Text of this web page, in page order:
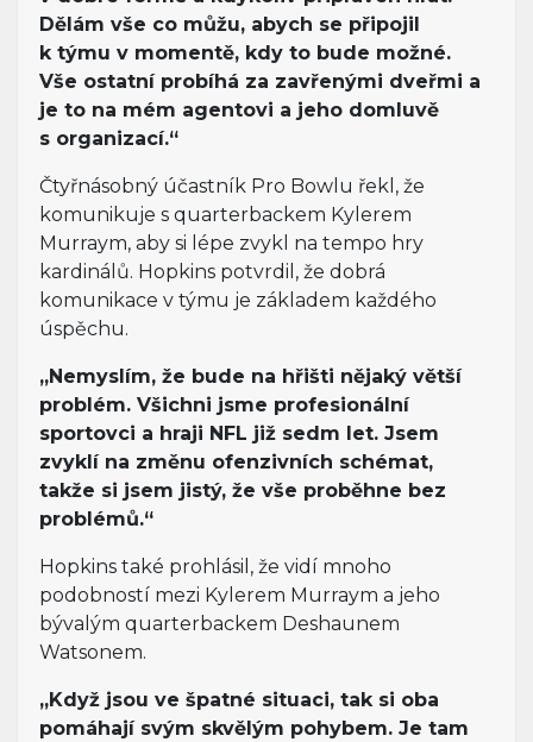
Dělám vše co můžu, abych se připojil
k týmu v momentě, kdy to bude možné.
Vše ostatní probíhá za zavřenými dveřmi a
je to na mém agentovi a jeho domluvě
s organizací.“
Čtyřnásobný účastník Pro Bowlu řekl, že
komunikuje s quarterbackem Kylerem
Murraym, aby si lépe zvykl na tempo hry
kardinálů. Hopkins potvrdil, že dobrá
komunikace v týmu je základem každého
úspěchu.
„Nemyslím, že bude na hřišti nějaký větší
problém. Všichni jsme profesionální
sportovci a hraji NFL již sedm let. Jsem
zvyklí na změnu ofenzivních schémat,
takže si jsem jistý, že vše proběhne bez
problémů.“
Hopkins také prohlásil, že vidí mnoho
podobností mezi Kylerem Murraym a jeho
bývalým quarterbackem Deshaunem
Watsonem.
„Když jsou ve špatné situaci, tak si oba
pomáhají svým skvělým pohybem. Je tam